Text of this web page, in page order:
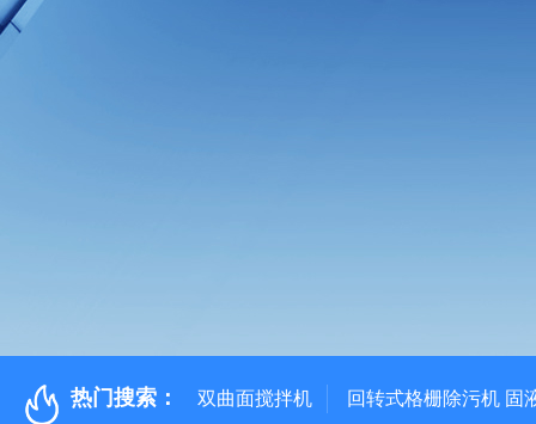
热门搜索： 双曲面搅拌机 回转式格栅除污机 固